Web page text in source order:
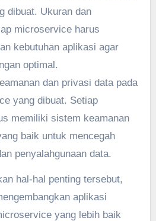
dibuat. Ukuran dan
microservice harus
kebutuhan aplikasi agar
optimal.
dan privasi data pada
yang dibuat. Setiap
memiliki sistem keamanan
baik untuk mencegah
penyalahgunaan data.
hal-hal penting tersebut,
aplikasi
yang lebih baik